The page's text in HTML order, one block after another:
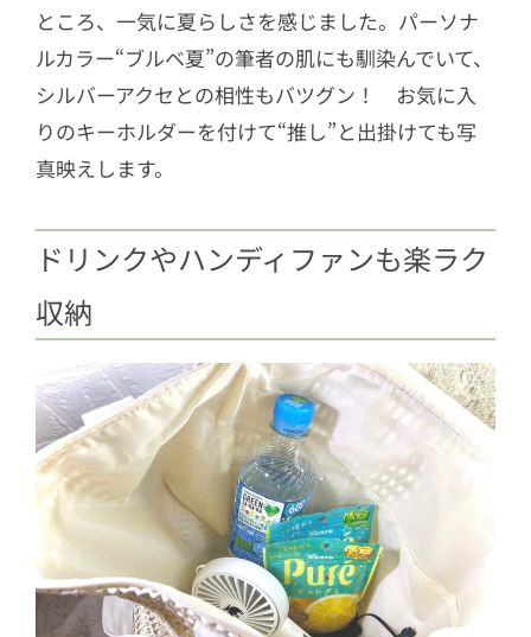
ところ、一気に夏らしさを感じました。パーソナ
ルカラー“ブルベ夏”の筆者の肌にも馴染んでいて、
シルバーアクセとの相性もバツグン！ お気に入
りのキーホルダーを付けて“推し”と出掛けても写
真映えします。
ドリンクやハンディファンも楽ラク
収納